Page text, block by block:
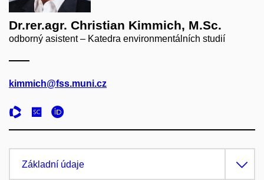
Dr.rer.agr. Christian Kimmich, M.Sc.
odborný asistent – Katedra environmentálních studií
kimmich@fss.muni.cz
Základní údaje